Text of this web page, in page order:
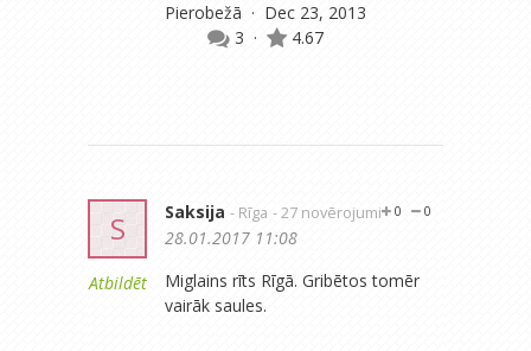
Pierobežā · Dec 23, 2013
3 · 4.67
S
Atbildēt
Saksija - Rīga - 27 novērojumi 0
0
28.01.2017 11:08
Miglains rīts Rīgā. Gribētos tomēr
vairāk saules.